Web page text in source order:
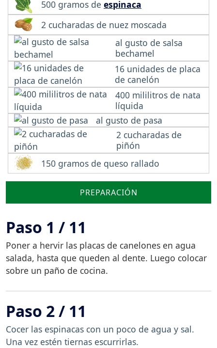
500 gramos de espinaca
2 cucharadas de nuez moscada
al gusto de salsa
bechamel
16 unidades de placa
de canelón
400 mililitros de nata
líquida
al gusto de pasa
2 cucharadas de
piñón
150 gramos de queso rallado
PREPARACIÓN
Paso 1 / 11
Poner a hervir las placas de canelones en agua
salada, hasta que queden al dente. Luego colocar
sobre un paño de cocina.
Paso 2 / 11
Cocer las espinacas con un poco de agua y sal.
Una vez estén tiernas escurrirlas.